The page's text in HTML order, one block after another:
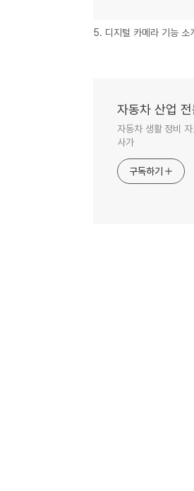
5. 디지털 카메라 기능 소
자동차 산업
자동차 생활 정비
사가
구독하기